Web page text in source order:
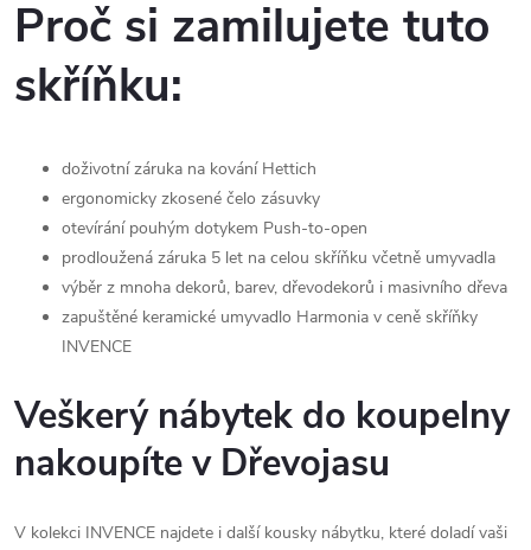
Proč si zamilujete tuto
skříňku:
doživotní záruka na kování Hettich
ergonomicky zkosené čelo zásuvky
otevírání pouhým dotykem Push-to-open
prodloužená záruka 5 let na celou skříňku včetně umyvadla
výběr z mnoha dekorů, barev, dřevodekorů i masivního dřeva
zapuštěné keramické umyvadlo Harmonia v ceně skříňky
INVENCE
Veškerý nábytek do koupelny
nakoupíte v Dřevojasu
V kolekci INVENCE najdete i další kousky nábytku, které doladí vaši